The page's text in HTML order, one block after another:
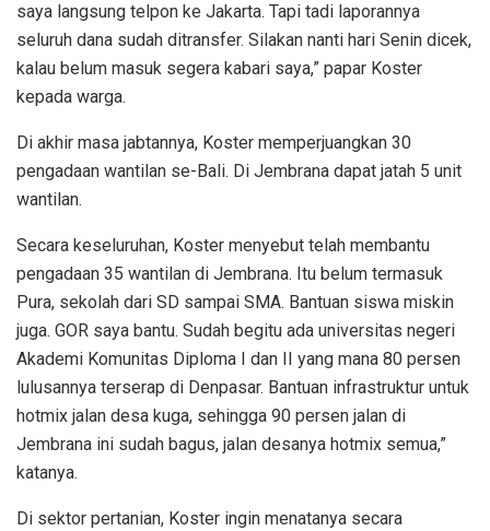
saya langsung telpon ke Jakarta. Tapi tadi laporannya
seluruh dana sudah ditransfer. Silakan nanti hari Senin dicek,
kalau belum masuk segera kabari saya,” papar Koster
kepada warga.
Di akhir masa jabtannya, Koster memperjuangkan 30
pengadaan wantilan se-Bali. Di Jembrana dapat jatah 5 unit
wantilan.
Secara keseluruhan, Koster menyebut telah membantu
pengadaan 35 wantilan di Jembrana. Itu belum termasuk
Pura, sekolah dari SD sampai SMA. Bantuan siswa miskin
juga. GOR saya bantu. Sudah begitu ada universitas negeri
Akademi Komunitas Diploma I dan II yang mana 80 persen
lulusannya terserap di Denpasar. Bantuan infrastruktur untuk
hotmix jalan desa kuga, sehingga 90 persen jalan di
Jembrana ini sudah bagus, jalan desanya hotmix semua,”
katanya.
Di sektor pertanian, Koster ingin menatanya secara